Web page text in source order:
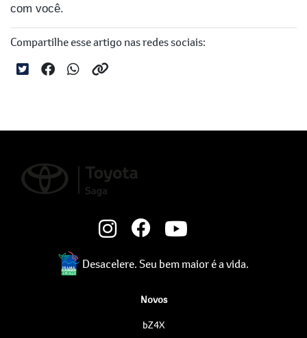
com você.
Compartilhe esse artigo nas redes sociais:
Desacelere. Seu bem maior é a vida.
Novos
bZ4X